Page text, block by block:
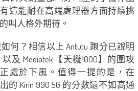
有這能耐在高端處理器方面持續挑
叫人格外期待。
如何？相信以上 Antutu 跑分已說明
及 Mediatek【天機1000】的圍攻
處於下風。值得一提的是，在
的 Kirin 990 5G 的分數還不如高通